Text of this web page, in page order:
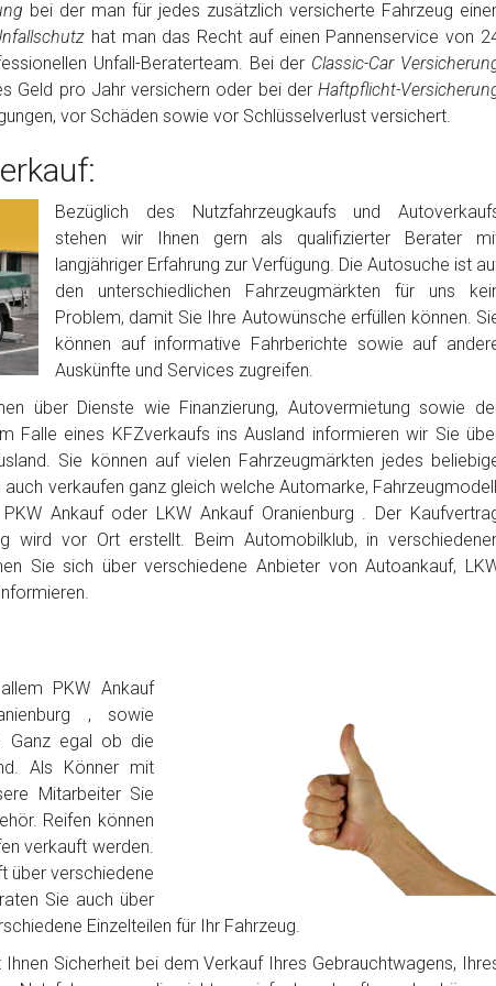
bei der man für jedes zusätzlich versicherte Fahrzeug
hat man das Recht auf einen Pannenservice von
Unfall-Beraterteam. Bei der Classic-Car
Geld pro Jahr versichern oder bei der Haftpflicht-
vor Schäden sowie vor Schlüsselverlust versichert.
Bezüglich des Nutzfahrzeugkaufs und
stehen wir Ihnen gern als qualifizierter Berater
langjähriger Erfahrung zur Verfügung. Die Autosuche ist
den unterschiedlichen Fahrzeugmärkten für uns
Problem, damit Sie Ihre Autowünsche erfüllen können.
können auf informative Fahrberichte sowie auf
Auskünfte und Services zugreifen.
über Dienste wie Finanzierung, Autovermietung sowie
Falle eines KFZverkaufs ins Ausland informieren wir Sie
Sie können auf vielen Fahrzeugmärkten jedes
verkaufen ganz gleich welche Automarke,
Ankauf oder LKW Ankauf Oranienburg . Der
wird vor Ort erstellt. Beim Automobilklub, in
Sie sich über verschiedene Anbieter von Autoankauf,
PKW Ankauf
, sowie
Ganz egal ob die
Als Könner mit
Mitarbeiter Sie
Reifen können
verkauft werden.
über verschiedene
Sie auch über
Einzelteilen für Ihr Fahrzeug.
Sicherheit bei dem Verkauf Ihres Gebrauchtwagens,